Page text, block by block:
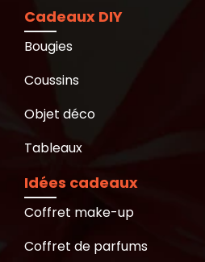
Cadeaux DIY
Bougies
Coussins
Objet déco
Tableaux
Idées cadeaux
Coffret make-up
Coffret de parfums